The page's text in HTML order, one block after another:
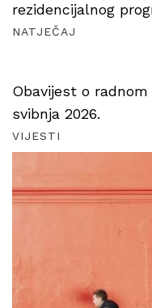
rezidencijalnog
NATJEČAJ
Obavijest o radnom
svibnja 2026.
VIJESTI